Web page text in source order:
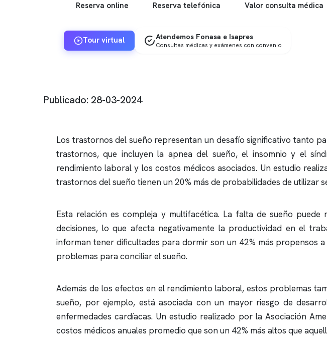
Reserva online Reserva telefónica Valor consulta médica
Tour virtual Atendemos Fonasa e Isapres
Consultas médicas y exámenes con convenio
Publicado: 28-03-2024
Los trastornos del sueño representan un desafío significativo tanto
trastornos, que incluyen la apnea del sueño, el insomnio y el
rendimiento laboral y los costos médicos asociados. Un estudio
trastornos del sueño tienen un 20% más de probabilidades de utilizar
Esta relación es compleja y multifacética. La falta de sueño
decisiones, lo que afecta negativamente la productividad en el
informan tener dificultades para dormir son un 42% más propensos
problemas para conciliar el sueño.
Además de los efectos en el rendimiento laboral, estos problemas
sueño, por ejemplo, está asociada con un mayor riesgo de
enfermedades cardíacas. Un estudio realizado por la Asociación
costos médicos anuales promedio que son un 42% más altos que